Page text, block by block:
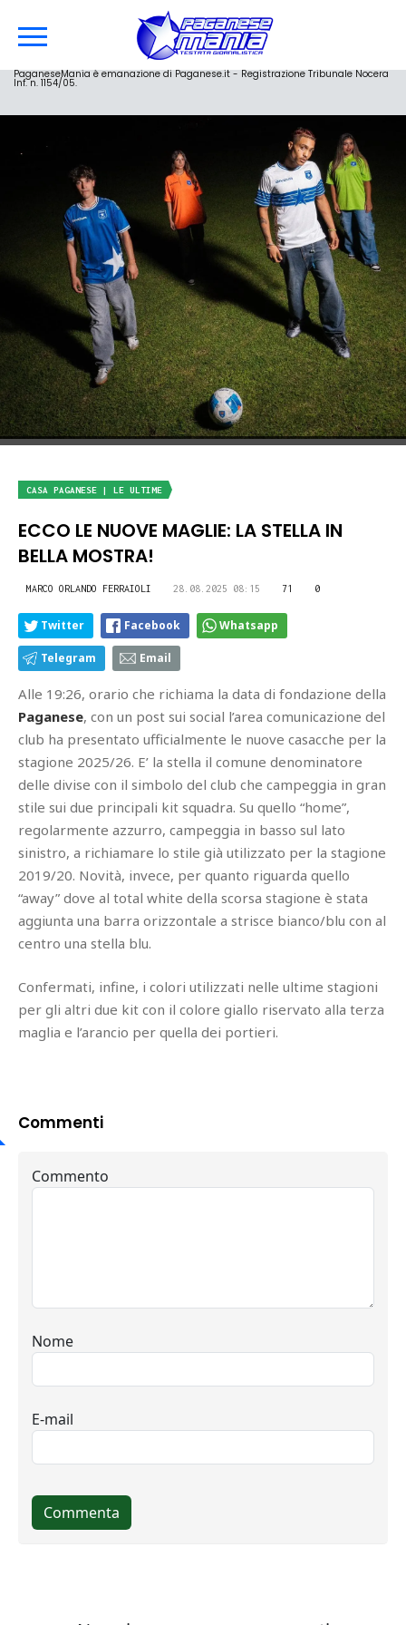
PaganeseMania è emanazione di Paganese.it - Registrazione Tribunale Nocera
Inf. n. 1154/05.
CASA PAGANESE | LE ULTIME
ECCO LE NUOVE MAGLIE: LA STELLA IN
BELLA MOSTRA!
MARCO ORLANDO FERRAIOLI 28.08.2025 08:15 71 0
Twitter Facebook Whatsapp
Telegram Email
Alle 19:26, orario che richiama la data di fondazione della
Paganese, con un post sui social l’area comunicazione del
club ha presentato ufficialmente le nuove casacche per la
stagione 2025/26. E’ la stella il comune denominatore
delle divise con il simbolo del club che campeggia in gran
stile sui due principali kit squadra. Su quello “home”,
regolarmente azzurro, campeggia in basso sul lato
sinistro, a richiamare lo stile già utilizzato per la stagione
2019/20. Novità, invece, per quanto riguarda quello
“away” dove al total white della scorsa stagione è stata
aggiunta una barra orizzontale a strisce bianco/blu con al
centro una stella blu.
Confermati, infine, i colori utilizzati nelle ultime stagioni
per gli altri due kit con il colore giallo riservato alla terza
maglia e l’arancio per quella dei portieri.
Commenti